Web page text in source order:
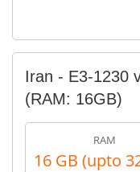
Iran - E3-1230
(RAM: 16GB)
RAM
16 GB (upto